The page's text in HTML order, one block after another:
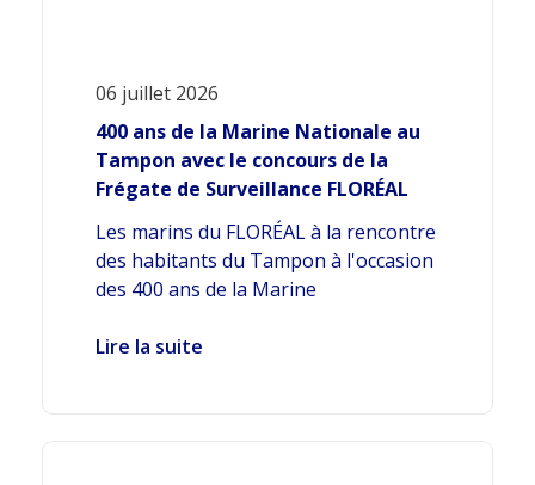
06 juillet 2026
400 ans de la Marine Nationale au
Tampon avec le concours de la
Frégate de Surveillance FLORÉAL
Les marins du FLORÉAL à la rencontre
des habitants du Tampon à l'occasion
des 400 ans de la Marine
Lire la suite